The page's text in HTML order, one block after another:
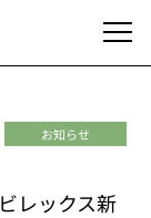
お知らせ
レックス新